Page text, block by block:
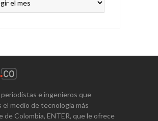
periodistas e ingenieros que
el medio de tecnología más
de Colombia, ENTER, que le ofrece